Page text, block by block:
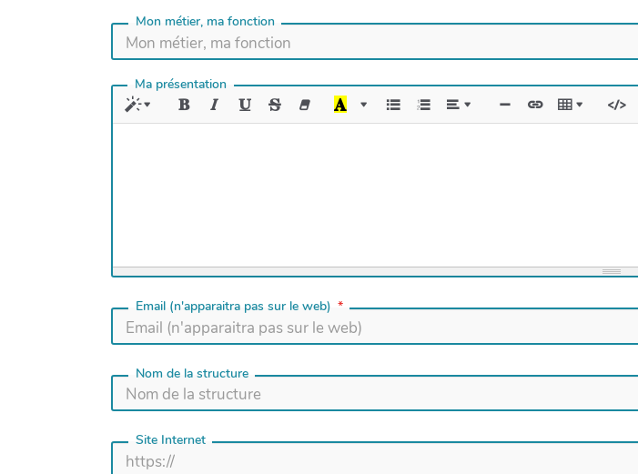
Mon métier, ma fonction
Ma présentation
Email (n'apparaitra pas sur le web)
Nom de la structure
Site Internet